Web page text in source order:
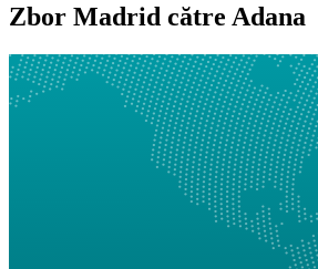
Zbor Madrid către Adana